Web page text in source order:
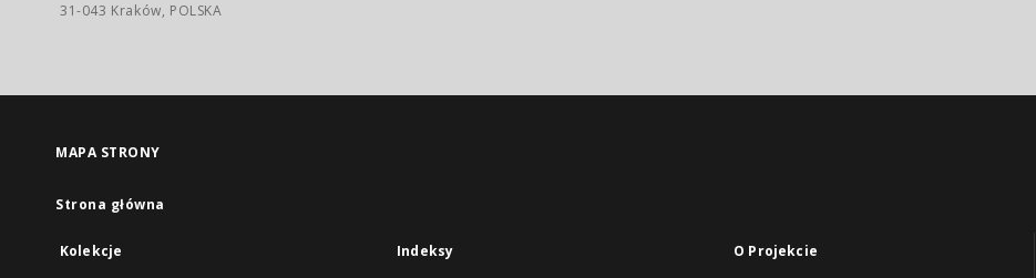
31-043 Kraków, POLSKA
MAPA STRONY
Strona główna
Kolekcje Indeksy O Projekcie